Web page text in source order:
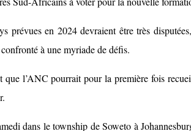
prévues en 2024 devraient être très
à une myriade de défis.
que l’ANC pourrait pour la première fois
dans le township de Soweto à